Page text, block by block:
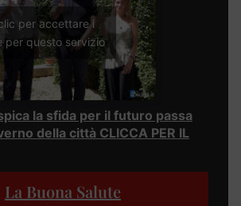
per accettare i
per questo servizio
la sfida per il futuro passa
della città CLICCA PER IL
La Buona Salute